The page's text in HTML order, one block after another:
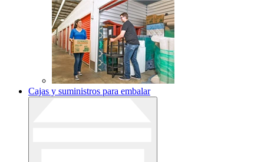
Cajas y suministros para embalar